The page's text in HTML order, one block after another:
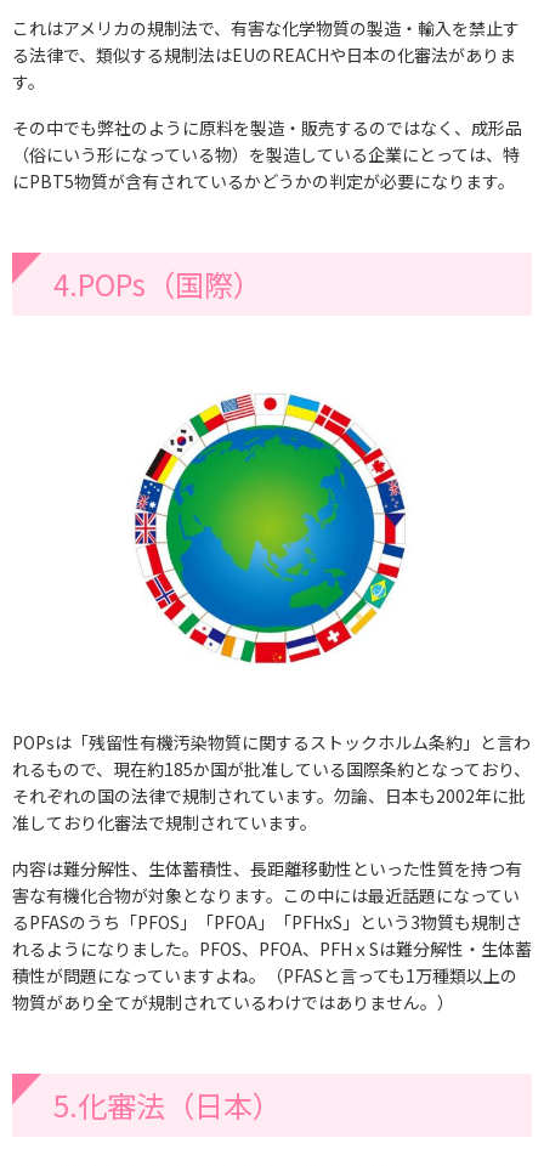
これはアメリカの規制法で、有害な化学物質の製造・輸入を禁止す
る法律で、類似する規制法はEUのREACHや日本の化審法がありま
す。
その中でも弊社のように原料を製造・販売するのではなく、成形品
（俗にいう形になっている物）を製造している企業にとっては、特
にPBT5物質が含有されているかどうかの判定が必要になります。
4.POPs（国際）
POPsは「残留性有機汚染物質に関するストックホルム条約」と言わ
れるもので、現在約185か国が批准している国際条約となっており、
それぞれの国の法律で規制されています。勿論、日本も2002年に批
准しており化審法で規制されています。
内容は難分解性、生体蓄積性、長距離移動性といった性質を持つ有
害な有機化合物が対象となります。この中には最近話題になってい
るPFASのうち「PFOS」「PFOA」「PFHxS」という3物質も規制さ
れるようになりました。PFOS、PFOA、PFHｘSは難分解性・生体蓄
積性が問題になっていますよね。（PFASと言っても1万種類以上の
物質があり全てが規制されているわけではありません。）
5.化審法（日本）